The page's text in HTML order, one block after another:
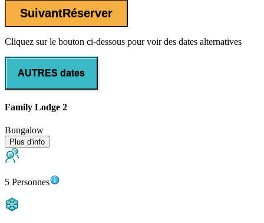
SuivantRéserver
Cliquez sur le bouton ci-dessous pour voir des dates alternatives
AUTRES dates
Family Lodge 2
Bungalow
Plus d'info
5 Personnes